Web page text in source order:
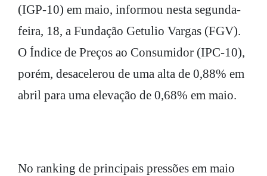
(IGP-10) em maio, informou nesta segunda-
feira, 18, a Fundação Getulio Vargas (FGV).
O Índice de Preços ao Consumidor (IPC-10),
porém, desacelerou de uma alta de 0,88% em
abril para uma elevação de 0,68% em maio.
No ranking de principais pressões em maio